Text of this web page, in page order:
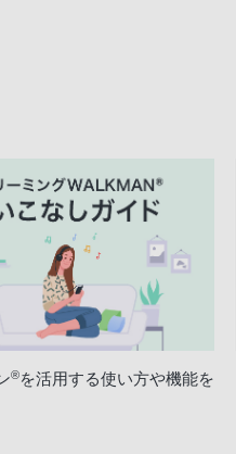
®を活用する使い方や機能を